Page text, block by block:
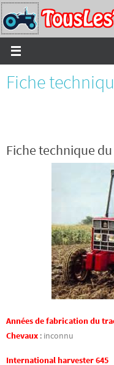
Passer
vers
le
contenu
Fiche
Fiche technique
Années de fabrication du
Chevaux : inconnu
International harvester 645